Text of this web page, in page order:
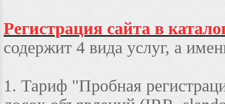
Регистрация сайта в
содержит 4 вида услуг, а
1. Тариф "Пробная